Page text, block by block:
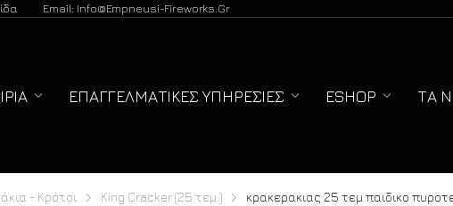
Email: Info@empneusi-Fireworks.gr
ΕΠΑΓΓΕΛΜΑΤΙΚΈΣ ΥΠΗΡΕΣΊΕΣ ESHOP ΤΑ
- Κρότοι King Cracker (25 τεμ.) κρακερακιας 25 τεμ παιδικο